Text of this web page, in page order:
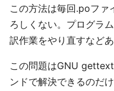
この方法は毎回.poファ
ろしくない。プログラ
訳作業をやり直すなど
この問題はGNU
ンドで解決できるのだ